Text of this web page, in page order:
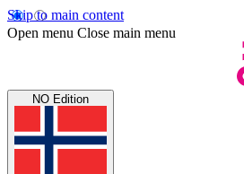
Skip to main content
Open menu Close main menu
NO Edition